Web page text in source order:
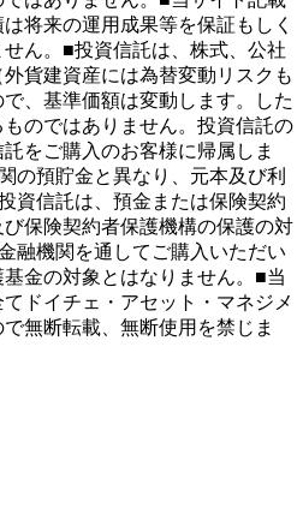
将来の運用成果等を保証もしく
ん。■投資信託は、株式、公社
貨建資産には為替変動リスクも
、基準価額は変動します。した
のではありません。投資信託の
をご購入のお客様に帰属しま
の預貯金と異なり、元本及び利
資信託は、預金または保険契約
保険契約者保護機構の保護の対
融機関を通してご購入いただい
金の対象とはなりません。■当
ドイチェ・アセット・マネジメ
無断転載、無断使用を禁じま